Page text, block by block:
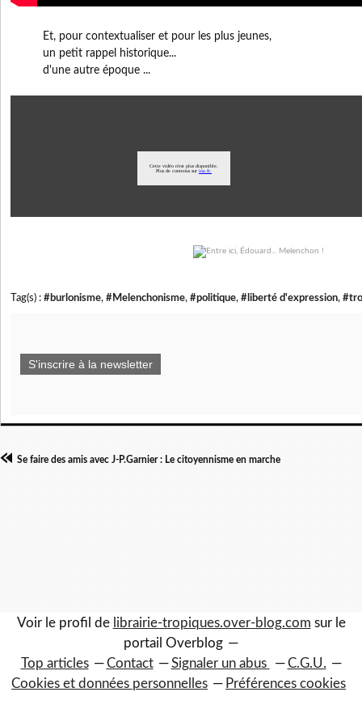
Et, pour contextualiser et pour les plus jeunes,
un petit rappel historique...
d'une autre époque ...
Tag(s) : #burlonisme, #Melenchonisme, #politique, #liberté d'expression,
S'inscrire à la newsletter
Se faire des amis avec J-P.Garnier : Le citoyennisme en marche
Voir le profil de librairie-tropiques.over-blog.com sur le
portail Overblog
Top articles
Contact Signaler un abus
C.G.U.
Cookies et données personnelles
Préférences cookies